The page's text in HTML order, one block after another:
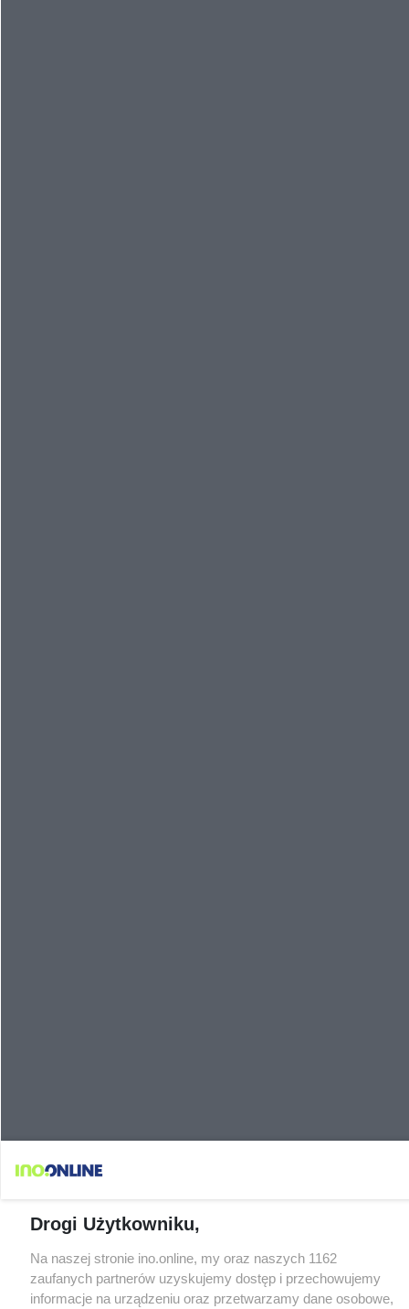
Drogi Użytkowniku,
Na naszej stronie ino.online, my oraz naszych 1162
zaufanych partnerów uzyskujemy dostęp i przechowujemy
informacje na urządzeniu oraz przetwarzamy dane osobowe,